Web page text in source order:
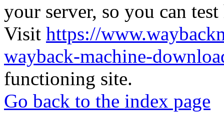
your server, so you can
Visit https://
wayback-machine-
functioning site.
Go back to the index page